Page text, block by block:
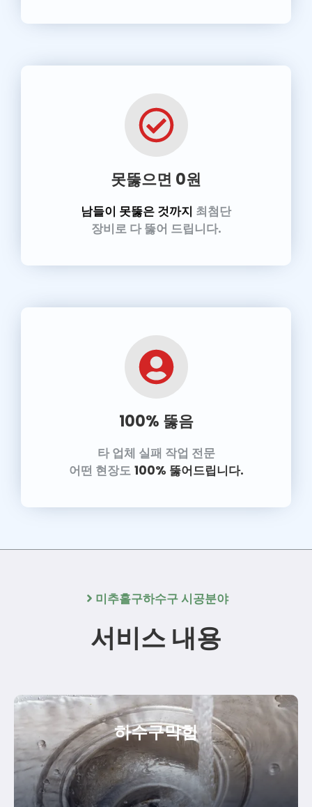
못뚫으면 0원
남들이 못뚫은 것까지 최첨단
장비로 다 뚫어 드립니다.
100% 뚫음
타 업체 실패 작업 전문
어떤 현장도 100% 뚫어드립니다.
미추홀구하수구 시공분야
서비스 내용
하수구막힘